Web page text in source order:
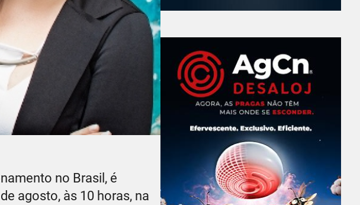
no Brasil, é
agosto, às 10 horas, na